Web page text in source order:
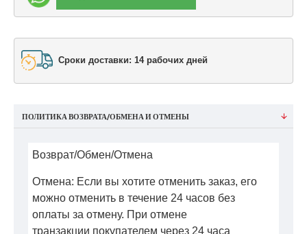
Сроки доставки: 14 рабочих дней
ПОЛИТИКА ВОЗВРАТА/ОБМЕНА И ОТМЕНЫ
Возврат/Обмен/Отмена
Отмена: Если вы хотите отменить заказ, его
можно отменить в течение 24 часов без
оплаты за отмену. При отмене
транзакции покупателем через 24 часа